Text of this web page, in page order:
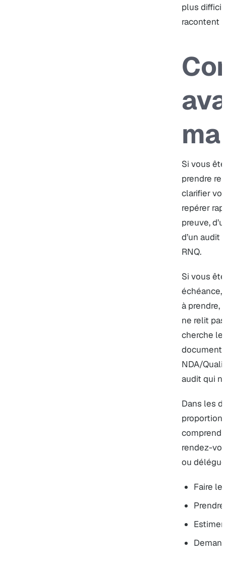
plus
racontent
Si vous
prendre
clarifier
repérer
preuve,
d’un audit
RNQ.
Si vous
échéance,
à prendre,
ne relit
cherche le
document
NDA/
audit qui
Dans les
rendez-
ou
Faire